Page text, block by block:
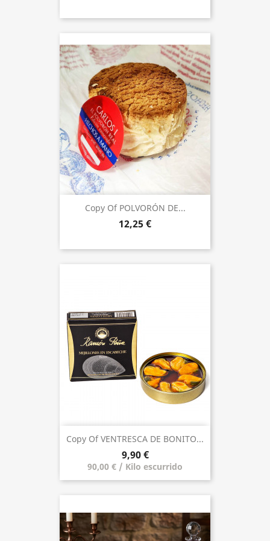
Copy Of POLVORÓN DE...
12,25 €
Copy Of VENTRESCA DE BONITO...
9,90 €
90,00 € / Kilo escurrido